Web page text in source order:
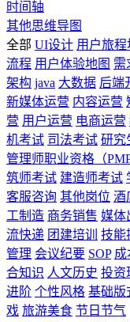
时间轴
其他思维导图
全部 UI设计 用户旅程
流程 用户体验地图 需
架构 java 大数据 后端
新媒体运营 内容运营
营 用户运营 电商运营
机考试 司法考试 研究
管理师职业资格（PMP
筑师考试 建造师考试
客服咨询 其他岗位 酒
工制造 商务销售 媒体
流快递 团建培训 技能
管理 会议纪要 SOP 成
合知识 人文历史 投资
进阶 个性风格 基础版
戏 旅游美食 节日节气